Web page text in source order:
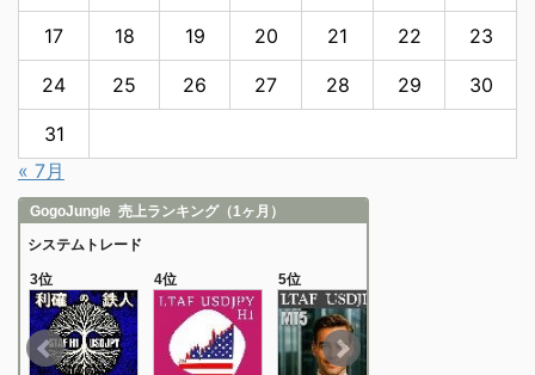
17 18 19 20 21 22 23
24 25 26 27 28 29 30
31
« 7月